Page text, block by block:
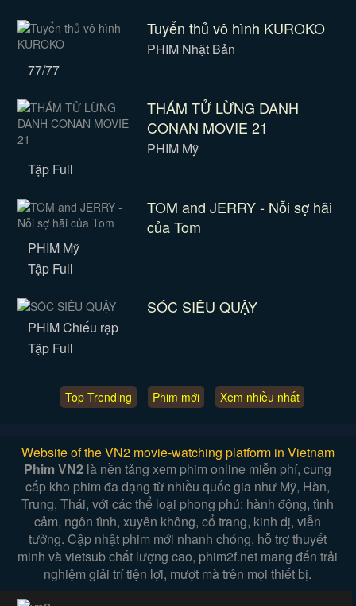
Tuyển thủ vô hình KUROKO
PHIM Nhật Bản
77/77
THÁM TỬ LỪNG DANH
CONAN MOVIE 21
PHIM Mỹ
Tập Full
TOM and JERRY - Nỗi sợ hãi
của Tom
PHIM Mỹ
Tập Full
SÓC SIÊU QUẬY
PHIM Chiếu rạp
Tập Full
Top Trending Phim mới Xem nhiều nhất
Website of the VN2 movie-watching platform in Vietnam
Phim VN2 là nền tảng xem phim online miễn phí, cung
cấp kho phim đa dạng từ nhiều quốc gia như Mỹ, Hàn,
Trung, Thái, với các thể loại phong phú: hành động, tình
cảm, ngôn tình, xuyên không, cổ trang, kinh dị, viễn
tưởng. Cập nhật phim mới nhanh chóng, hỗ trợ thuyết
minh và vietsub chất lượng cao, phim2f.net mang đến trải
nghiệm giải trí tiện lợi, mượt mà trên mọi thiết bị.